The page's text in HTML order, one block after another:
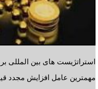
استراتژیست های بین المللی
مهمترین عامل افزایش مجدد